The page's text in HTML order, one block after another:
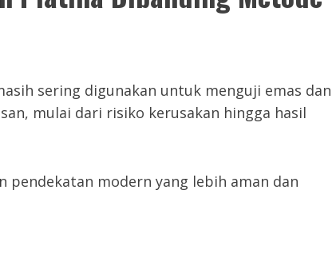
sering digunakan untuk menguji emas dan
mulai dari risiko kerusakan hingga hasil
modern yang lebih aman dan